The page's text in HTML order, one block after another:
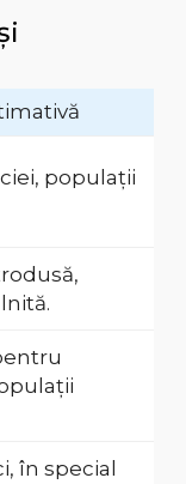
populații
în special